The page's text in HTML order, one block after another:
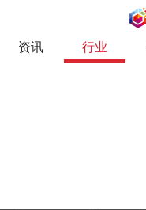
资讯 行业